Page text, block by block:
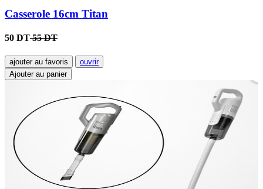
Casserole 16cm Titan
50 DT55 DT
ajouter au favoris
ouvrir
Ajouter au panier